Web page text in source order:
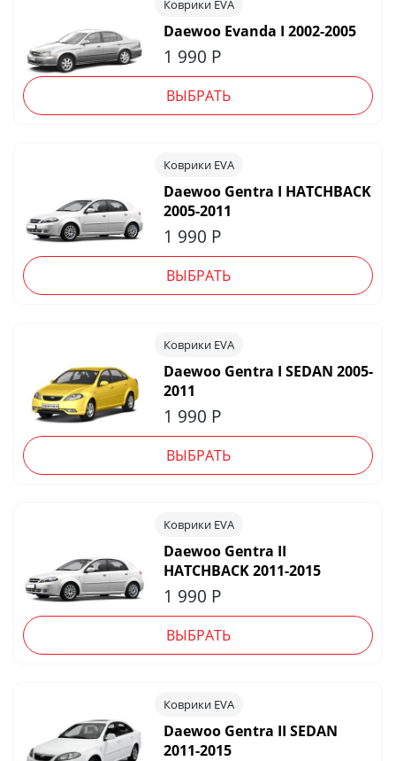
Коврики EVA
Daewoo Evanda I 2002-2005
1 990 Р
ВЫБРАТЬ
Коврики EVA
Daewoo Gentra I HATCHBACK
2005-2011
1 990 Р
ВЫБРАТЬ
Коврики EVA
Daewoo Gentra I SEDAN 2005-
2011
1 990 Р
ВЫБРАТЬ
Коврики EVA
Daewoo Gentra II
HATCHBACK 2011-2015
1 990 Р
ВЫБРАТЬ
Коврики EVA
Daewoo Gentra II SEDAN
2011-2015